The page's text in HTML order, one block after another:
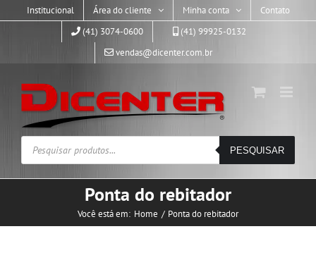
Institucional Área do cliente Minha conta
Contato
(41) 3074-0600
(41) 99925-0132
vendas@dicenter.com.br
Pesquisar
produtos
PESQUISAR
Ponta do rebitador
Você está em: Home Ponta do rebitador